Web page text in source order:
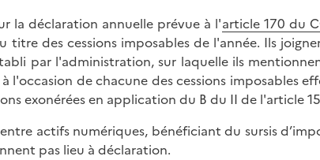
la déclaration annuelle prévue à l'article 170 du
titre des cessions imposables de l'année. Ils
par l'administration, sur laquelle ils
l'occasion de chacune des cessions imposables
exonérées en application du B du II de l'article
entre actifs numériques, bénéficiant du sursis
pas lieu à déclaration.